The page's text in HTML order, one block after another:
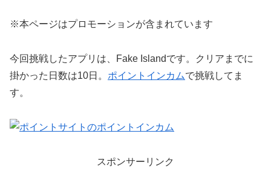
※本ページはプロモーションが含まれています
今回挑戦したアプリは、Fake Islandです。クリアまでに
掛かった日数は10日。 ポイントインカムで挑戦してま
す。
スポンサーリンク